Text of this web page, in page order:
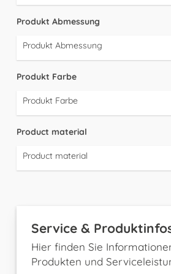
Produkt Abmessung
Produkt Abmessung
Produkt Farbe
Produkt Farbe
Product material
Product material
Service &
Hier finden Sie
Produkten und